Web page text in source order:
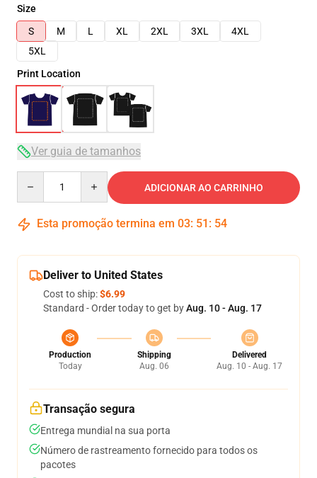
Size
S
M L XL 2XL 3XL
4XL
5XL
Print Location
Ver guia de tamanhos
ADICIONAR AO CARRINHO
Esta promoção termina em 03: 51 : 53
Deliver to United States
Cost to ship:$6.99
Standard - Order today to get byAug. 10 - Aug. 17
Production
Today
Shipping
Aug. 06
Delivered
Aug. 10 - Aug. 17
Transação segura
Entrega mundial na sua porta
Número de rastreamento fornecido para todos os
pacotes